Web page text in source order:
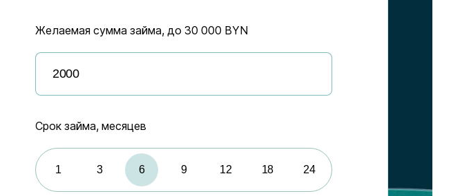
Желаемая сумма займа, до 30 000 BYN
Срок займа, месяцев
1 3 6 9 12 18 24